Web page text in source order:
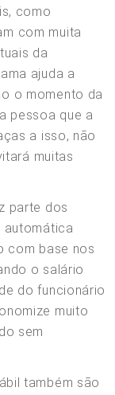
como
com muita
da
ajuda a
o momento da
pessoa que a
a isso, não
muitas
parte dos
automática
com base nos
o salário
do funcionário
muito
sem
também são